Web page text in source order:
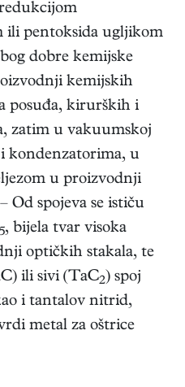
ili pentoksida ugljikom
dobre kemijske
kemijskih
posuđa, kirurških i
zatim u vakuumskoj
kondenzatorima, u
u proizvodnji
Od spojeva se ističu
5, bijela tvar visoka
optičkih stakala, te
ili sivi (TaC2) spoj
i tantalov nitrid,
metal za oštrice